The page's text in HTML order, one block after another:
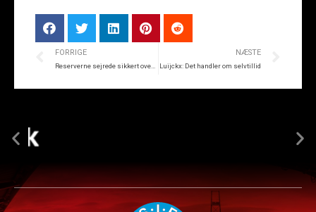
FORRIGE NÆSTE
Luijckx: Det handler om selvtillid